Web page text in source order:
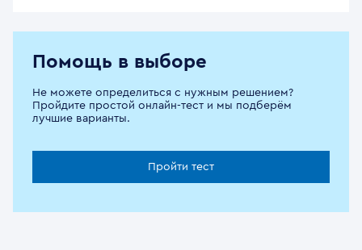
Помощь в выборе
Не можете определиться с нужным решением?
Пройдите простой онлайн-тест и мы подберём
лучшие варианты.
Пройти тест